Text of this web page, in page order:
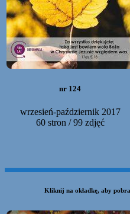
nr 124
wrzesień-październik 2017
60 stron / 99 zdjęć
Kliknij na okładkę, aby